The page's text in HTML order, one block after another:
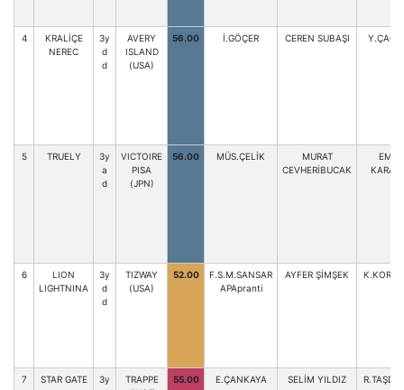
4
KRALİÇE
NEREC
3y
d
d
AVERY
ISLAND
(USA)
56.00 İ.GÖÇER CEREN SUBAŞI
5 TRUELY
3y
a
d
VICTOIRE
PISA
(JPN)
56.00 MÜS.ÇELİK
MURAT
CEVHERİBUCAK
EMİN
6
LION
LIGHTNINA
3y
d
d
TIZWAY
(USA)
52.00
F.S.M.SANSAR
APApranti
AYFER ŞİMŞEK
7 STAR GATE
3y
TRAPPE
55.00 E.ÇANKAYA SELİM YILDIZ